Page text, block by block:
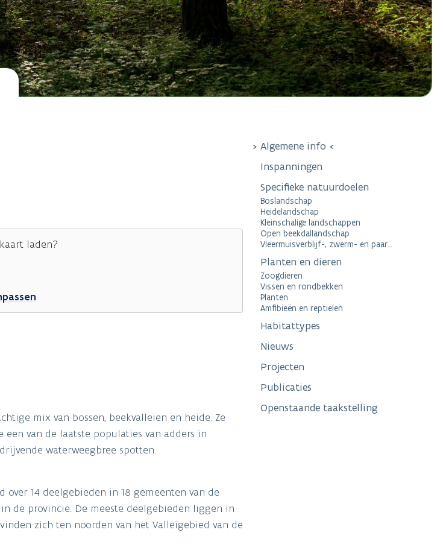
laden?
mix van bossen, beekvalleien en heide. Ze
van de laatste populaties van adders in
waterweegbree spotten.
14 deelgebieden in 18 gemeenten van de
de provincie. De meeste deelgebieden liggen in
zich ten noorden van het Valleigebied van de
Algemene info
Inspanningen
Specifieke natuurdoelen
Boslandschap
Heidelandschap
Kleinschalige landschappen
Open beekdallandschap
Vleermuisverblijf-, zwerm- en paarplaatsen
Planten en dieren
Zoogdieren
Vissen en rondbekken
Planten
Amfibieën en reptielen
Habitattypes
Nieuws
Projecten
Publicaties
Openstaande taakstelling